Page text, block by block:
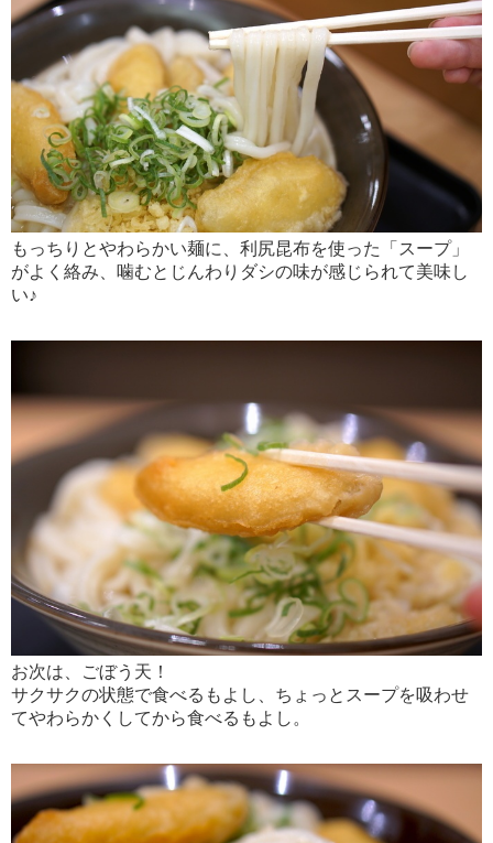
もっちりとやわらかい麺に、利尻昆布を使った「スープ」
がよく絡み、噛むとじんわりダシの味が感じられて美味し
い♪
お次は、ごぼう天！
サクサクの状態で食べるもよし、ちょっとスープを吸わせ
てやわらかくしてから食べるもよし。